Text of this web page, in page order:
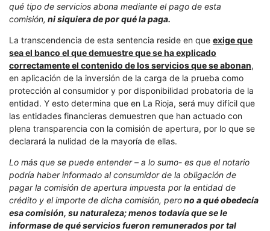
qué tipo de servicios abona mediante el pago de esta
comisión, ni siquiera de por qué la paga.
La transcendencia de esta sentencia reside en que exige que
sea el banco el que demuestre que se ha explicado
correctamente el contenido de los servicios que se abonan,
en aplicación de la inversión de la carga de la prueba como
protección al consumidor y por disponibilidad probatoria de la
entidad. Y esto determina que en La Rioja, será muy difícil que
las entidades financieras demuestren que han actuado con
plena transparencia con la comisión de apertura, por lo que se
declarará la nulidad de la mayoría de ellas.
Lo más que se puede entender – a lo sumo- es que el notario
podría haber informado al consumidor de la obligación de
pagar la comisión de apertura impuesta por la entidad de
crédito y el importe de dicha comisión, perono a qué obedecía
esa comisión, su naturaleza; menos todavía que se le
informase de qué servicios fueron remunerados por tal